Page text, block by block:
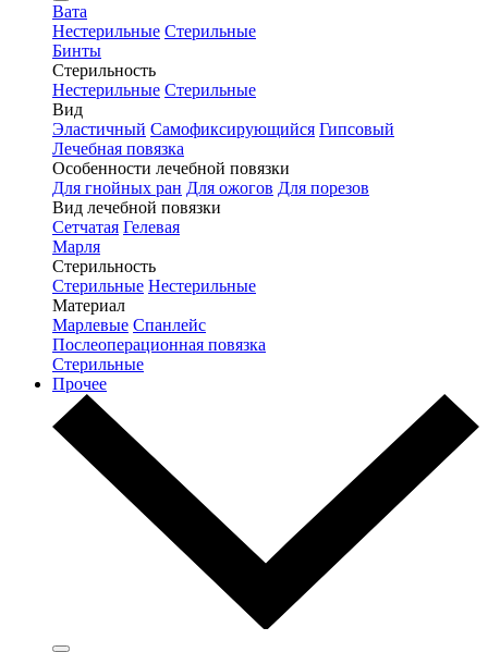
Вата
Нестерильные Стерильные
Бинты
Стерильность
Нестерильные Стерильные
Вид
Эластичный Самофиксирующийся Гипсовый
Лечебная повязка
Особенности лечебной повязки
Для гнойных ран Для ожогов Для порезов
Вид лечебной повязки
Сетчатая Гелевая
Марля
Стерильность
Стерильные Нестерильные
Материал
Марлевые Спанлейс
Послеоперационная повязка
Стерильные
Прочее